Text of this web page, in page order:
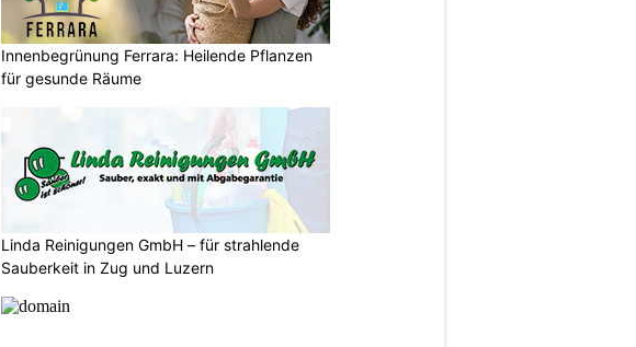
Innenbegrünung Ferrara: Heilende Pflanzen
für gesunde Räume
Linda Reinigungen GmbH – für strahlende
Sauberkeit in Zug und Luzern